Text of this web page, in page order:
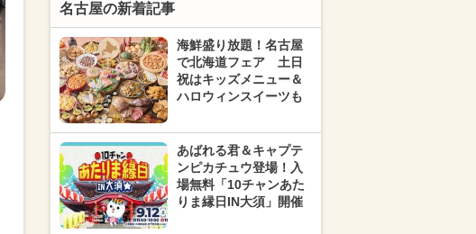
名古屋の新着記事
海鮮盛り放題！名古屋
で北海道フェア 土日
祝はキッズメニュー＆
ハロウィンスイーツも
あばれる君＆キャプテ
ンピカチュウ登場！入
場無料「10チャンあた
りま縁日IN大須」開催